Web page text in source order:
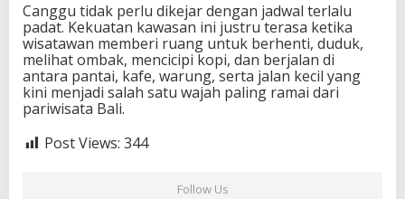
Canggu tidak perlu dikejar dengan jadwal terlalu
padat. Kekuatan kawasan ini justru terasa ketika
wisatawan memberi ruang untuk berhenti, duduk,
melihat ombak, mencicipi kopi, dan berjalan di
antara pantai, kafe, warung, serta jalan kecil yang
kini menjadi salah satu wajah paling ramai dari
pariwisata Bali.
Post Views: 344
Follow Us